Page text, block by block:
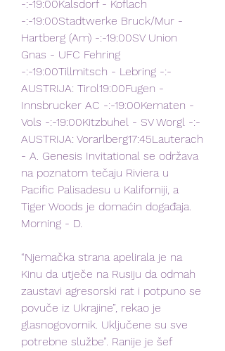
-:-19:00Kalsdorf - Koflach
-:-19:00Stadtwerke Bruck/Mur -
Hartberg (Am) -:-19:00SV Union
Gnas - UFC Fehring
-:-19:00Tillmitsch - Lebring -:-
AUSTRIJA: Tirol19:00Fugen -
Innsbrucker AC -:-19:00Kematen -
Vols -:-19:00Kitzbuhel - SV Worgl -:-
AUSTRIJA: Vorarlberg17:45Lauterach
- A. Genesis Invitational se održava
na poznatom tečaju Riviera u
Pacific Palisadesu u Kaliforniji, a
Tiger Woods je domaćin događaja.
Morning - D.
“Njemačka strana apelirala je na
Kinu da utječe na Rusiju da odmah
zaustavi agresorski rat i potpuno se
povuče iz Ukrajine”, rekao je
glasnogovornik. Uključene su sve
potrebne službe”. Ranije je šef